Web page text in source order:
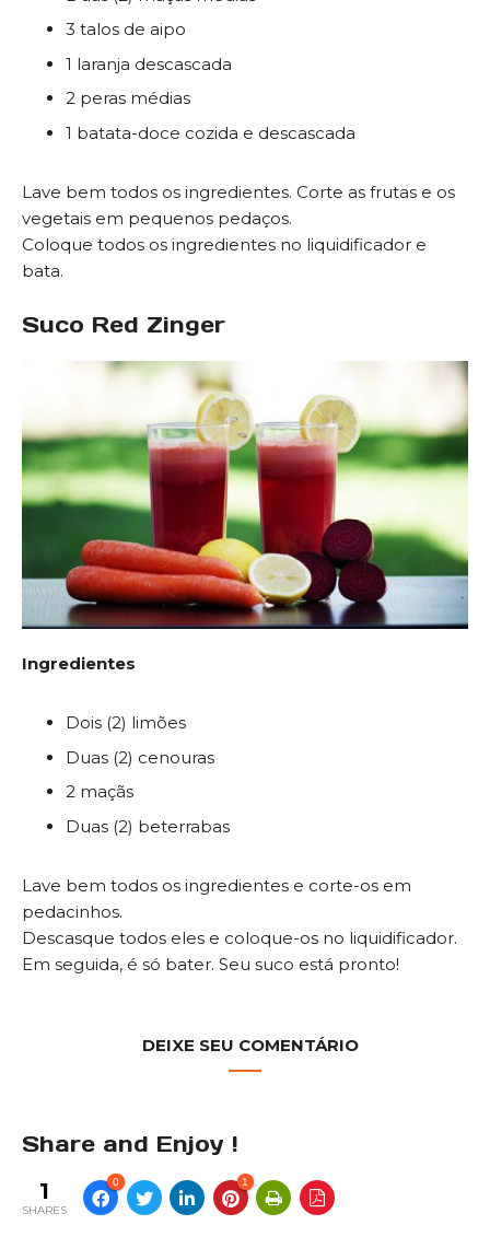
3 talos de aipo
1 laranja descascada
2 peras médias
1 batata-doce cozida e descascada
Lave bem todos os ingredientes. Corte as frutas e os
vegetais em pequenos pedaços.
Coloque todos os ingredientes no liquidificador e
bata.
Suco Red Zinger
Ingredientes
Dois (2) limões
Duas (2) cenouras
2 maçãs
Duas (2) beterrabas
Lave bem todos os ingredientes e corte-os em
pedacinhos.
Descasque todos eles e coloque-os no liquidificador.
Em seguida, é só bater. Seu suco está pronto!
DEIXE SEU COMENTÁRIO
Share and Enjoy !
1
SHARES
0 1